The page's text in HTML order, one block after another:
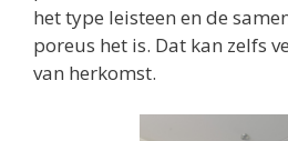
het type leisteen en de
poreus het is. Dat kan zelfs
van herkomst.